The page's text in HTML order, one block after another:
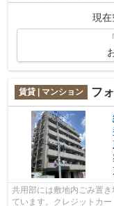
ができる風通しの良い物
現在
賃貸 | マンション フ
共用部には敷地内ごみ置
ています。クレジットカ